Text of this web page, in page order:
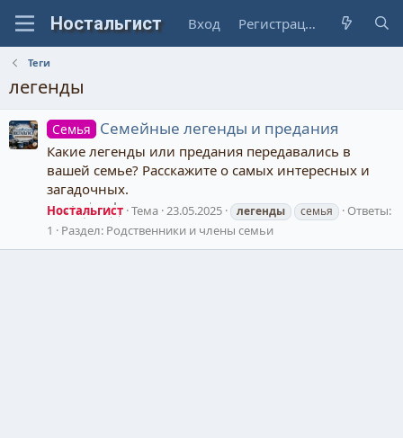
Вход Регистрация
Теги
легенды
Семья Семейные легенды и предания
Какие легенды или предания передавались в
вашей семье? Расскажите о самых интересных и
загадочных.
Ностальгист Тема 23.05.2025 легенды семья
Ответы:
1
Раздел: Родственники и члены семьи